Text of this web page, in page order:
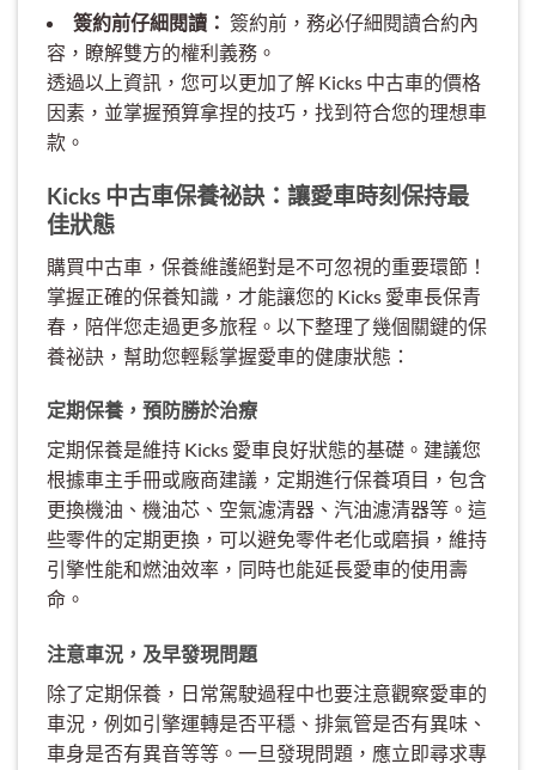
簽約前仔細閱讀： 簽約前，務必仔細閱讀合約內
容，瞭解雙方的權利義務。
透過以上資訊，您可以更加了解 Kicks 中古車的價格
因素，並掌握預算拿捏的技巧，找到符合您的理想車
款。
Kicks 中古車保養祕訣：讓愛車時刻保持最
佳狀態
購買中古車，保養維護絕對是不可忽視的重要環節！
掌握正確的保養知識，才能讓您的 Kicks 愛車長保青
春，陪伴您走過更多旅程。以下整理了幾個關鍵的保
養祕訣，幫助您輕鬆掌握愛車的健康狀態：
定期保養，預防勝於治療
定期保養是維持 Kicks 愛車良好狀態的基礎。建議您
根據車主手冊或廠商建議，定期進行保養項目，包含
更換機油、機油芯、空氣濾清器、汽油濾清器等。這
些零件的定期更換，可以避免零件老化或磨損，維持
引擎性能和燃油效率，同時也能延長愛車的使用壽
命。
注意車況，及早發現問題
除了定期保養，日常駕駛過程中也要注意觀察愛車的
車況，例如引擎運轉是否平穩、排氣管是否有異味、
車身是否有異音等等。一旦發現問題，應立即尋求專